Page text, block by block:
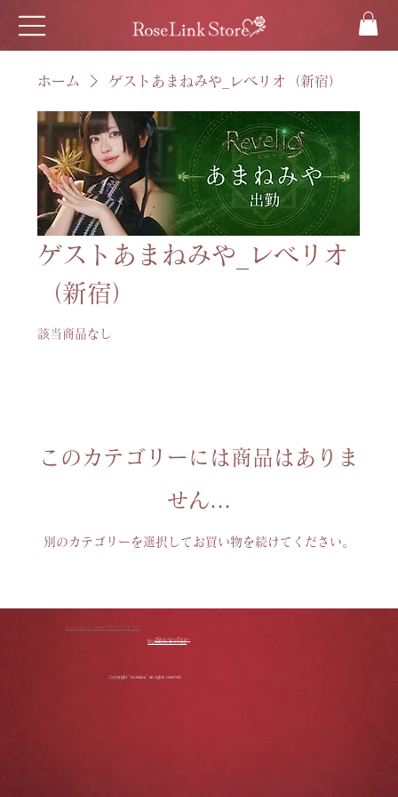
ホーム ゲストあまねみや_レベリオ（新宿）
ゲストあまねみや_レベリオ
（新宿）
該当商品なし
このカテゴリーには商品はありま
せん…
別のカテゴリーを選択してお買い物を続けてください。
RoseLinkStore（ローズリンクストア）
プライバシーポリシー
特定商取引に基づく表記
Copyright "Roselink" all rights reserved.